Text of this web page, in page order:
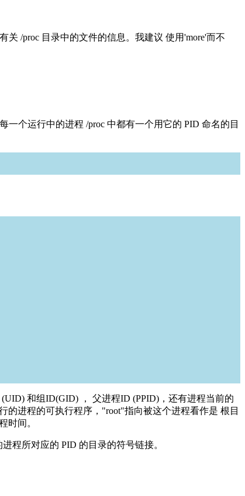
/proc 目录中的文件的信息。我建议 使用'more'而不
个运行中的进程 /proc 中都有一个用它的 PID 命名的目
和组ID(GID) ， 父进程ID (PPID)，还有进程当前的
的进程的可执行程序，"root"指向被这个进程看作是 根目
时间。
程所对应的 PID 的目录的符号链接。